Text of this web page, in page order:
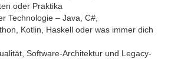
oder Praktika
Technologie – Java, C#,
Kotlin, Haskell oder was immer dich
Software-Architektur und Legacy-